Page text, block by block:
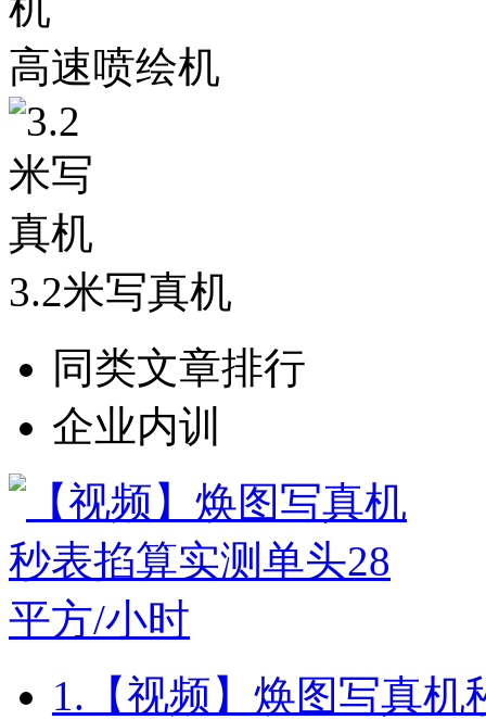
高速喷绘机
3.2米写真机
同类文章排行
企业内训
1. 【视频】焕图写真